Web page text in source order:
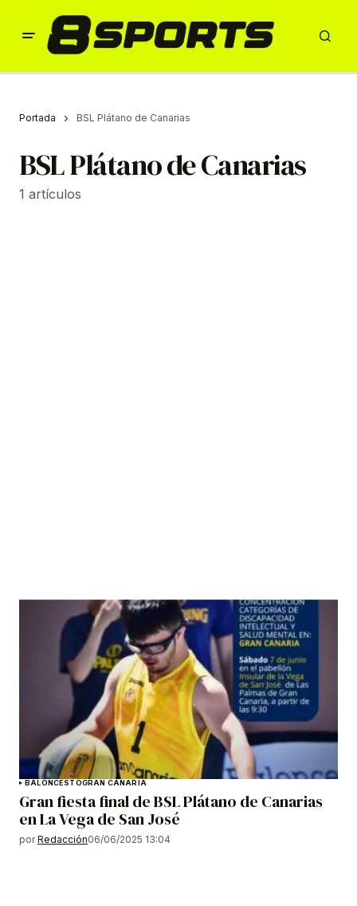
Portada BSL Plátano de Canarias
BSL Plátano de Canarias
1 artículos
BALONCESTOGRAN CANARIA
Gran fiesta final de BSL Plátano de Canarias
en La Vega de San José
por Redacción06/06/2025 13:04